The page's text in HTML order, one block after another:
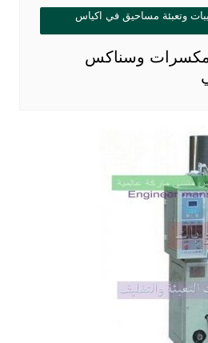
وتعبئة مساحيق في اكياس
مكسرات وسناكس